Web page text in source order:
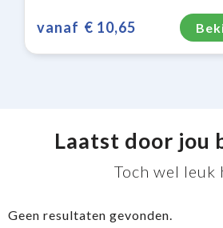
vanaf € 10,65
Laatst door jou
Toch wel leuk
Geen resultaten gevonden.